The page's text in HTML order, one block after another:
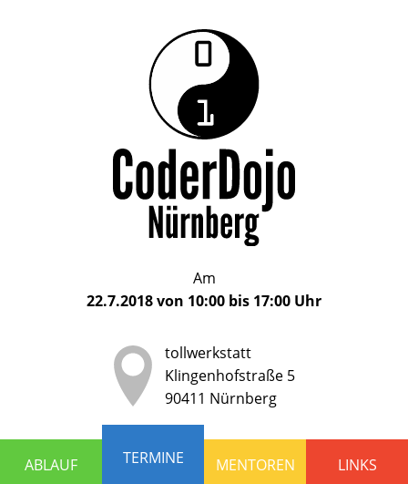
CoderDojo
Nürnberg
Das
CoderDojo
Nürnberg
ein
Club
für
Kinder
und
Jugendliche
Alter
bis
17
Jahren,
lernen
Am
22.7.2018von 10:00 bis 17:00 Uhr
tollwerkstatt
Klingenhofstraße 5
90411 Nürnberg
ABLAUF TERMINE MENTOREN LINKS